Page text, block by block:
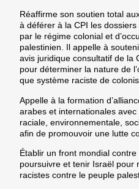
Réaffirme son soutien total
à déférer à la CPI les
par le régime colonial et
palestinien. Il appelle à
avis juridique consultatif de la
pour déterminer la nature de
que système raciste de
Appelle à la formation
arabes et internationales
raciale, environnementale,
afin de promouvoir une lutte
Établir un front mondial contre
poursuivre et tenir Israël pour
racistes contre le peuple